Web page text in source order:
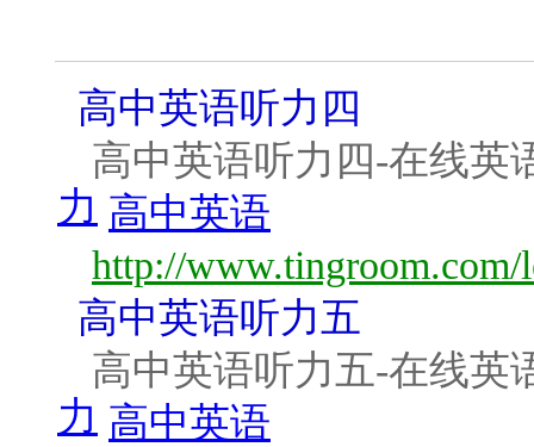
高中英语听力四
高中英语听力四-在线英
力 高中英语
http://www.tingroom.com/
高中英语听力五
高中英语听力五-在线英
力 高中英语